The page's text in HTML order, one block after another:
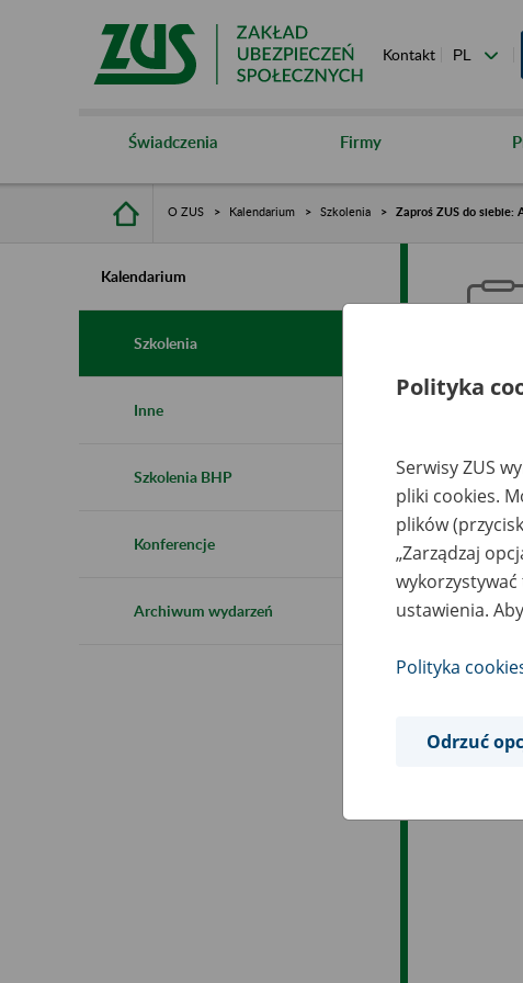
Kontakt
Świadczenia Firmy
O ZUS Kalendarium Szkolenia Zaproś ZUS do siebie:
Kalendarium
Szkolenia
Inne
Szkolenia BHP
Konferencje
Archiwum wydarzeń
Opis
Polityka
Serwisy ZUS
pliki cookies.
plików
„Zarządzaj
ustawienia.
Polityka
Odrzuć